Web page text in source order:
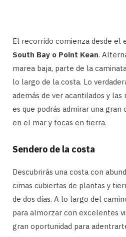
El recorrido comienza desde el
South Bay o Point Kean.
marea baja, parte de la
lo largo de la costa. Lo
además de ver acantilados y
es que podrás admirar una gran
en el mar y focas en tierra.
Sendero de la costa
Descubrirás una costa con
cimas cubiertas de plantas y
de dos días. A lo largo del
para almorzar con excelentes
gran oportunidad para